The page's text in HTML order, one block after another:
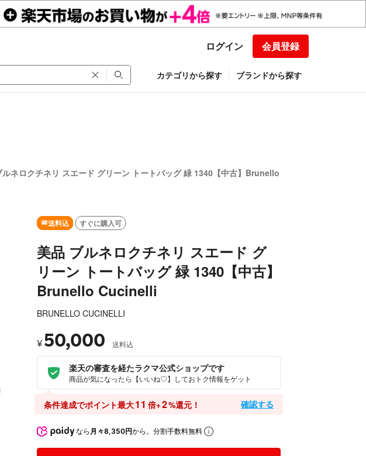
ログイン 会員登録
カテゴリから探す ブランドから探す
ルネロクチネリ スエード グリーン トートバッグ 緑 1340【中古】Brunello
送料込 すぐに購入可
美品 ブルネロクチネリ スエード グ
リーン トートバッグ 緑 1340【中古】
Brunello Cucinelli
BRUNELLO CUCINELLI
¥ 50,000 送料込
楽天の審査を経たラクマ公式ショップです
商品が気になったら【いいね♡】しておトク情報をゲット
条件達成でポイント最大11 倍+2%還元！ 確認する
なら 月々8,350円から。分割手数料無料